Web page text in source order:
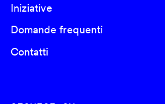
Iniziative
Domande frequenti
Contatti